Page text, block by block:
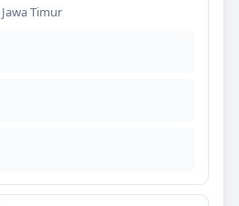
Jawa Timur